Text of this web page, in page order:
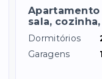
Apartamento
sala,
Dormitórios
Garagens